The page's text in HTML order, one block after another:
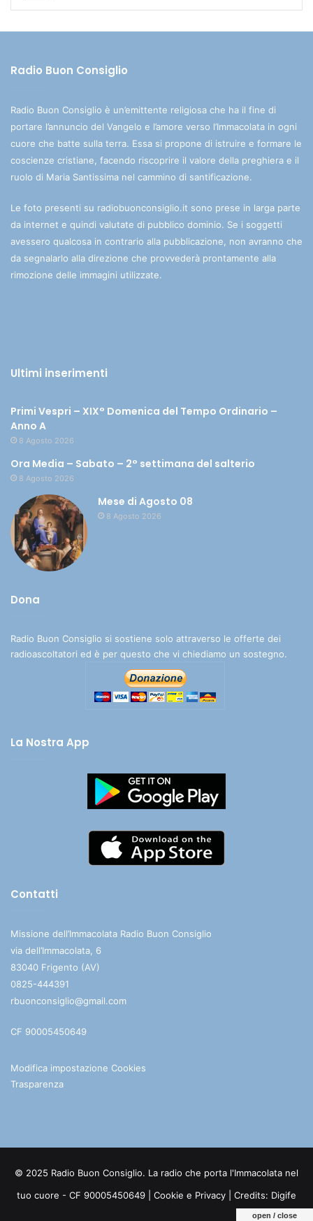
Radio Buon Consiglio
Radio Buon Consiglio è un’emittente religiosa che ha il fine di
portare l’annuncio del Vangelo e l’amore verso l’Immacolata in ogni
cuore che batte sulla terra. Essa si propone di istruire e formare le
coscienze cristiane, facendo riscoprire il valore della preghiera e il
ruolo di Maria Santissima nel cammino di santificazione.
Le foto presenti su radiobuonconsiglio.it sono prese in larga parte
da internet e quindi valutate di pubblico dominio. Se i soggetti
avessero qualcosa in contrario alla pubblicazione, non avranno che
da segnalarlo alla direzione che provvederà prontamente alla
rimozione delle immagini utilizzate.
Ultimi inserimenti
Primi Vespri – XIX° Domenica del Tempo Ordinario –
Anno A
8 Agosto 2026
Ora Media – Sabato – 2° settimana del salterio
8 Agosto 2026
Mese di Agosto 08
8 Agosto 2026
Dona
Radio Buon Consiglio si sostiene solo attraverso le offerte dei
radioascoltatori ed è per questo che vi chiediamo un sostegno.
La Nostra App
Contatti
Missione dell’Immacolata Radio Buon Consiglio
via dell’Immacolata, 6
83040 Frigento (AV)
0825-444391
rbuonconsiglio@gmail.com
CF 90005450649
Modifica impostazione Cookies
Trasparenza
© 2025 Radio Buon Consiglio. La radio che porta l'Immacolata nel
tuo cuore - CF 90005450649 | Cookie e Privacy | Credits: Digife
open / close